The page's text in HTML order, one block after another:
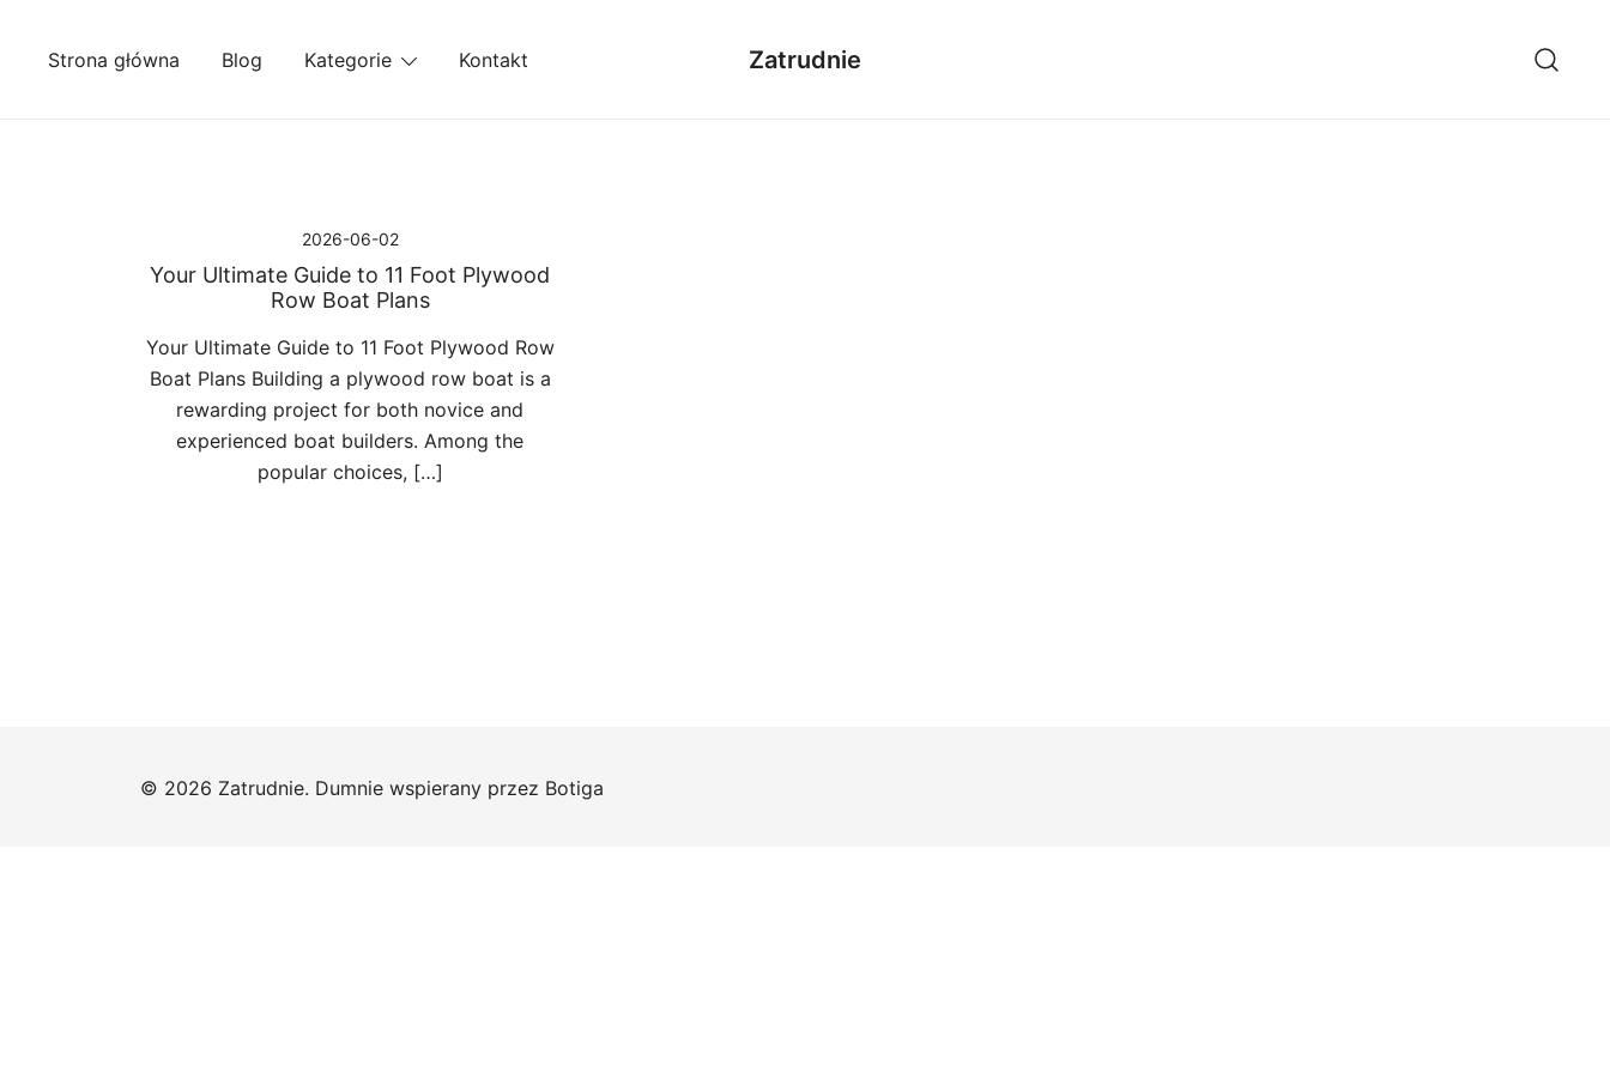
Strona główna Blog Kategorie Kontakt Zatrudnie
2026-06-02
Your Ultimate Guide to 11 Foot Plywood
Row Boat Plans
Your Ultimate Guide to 11 Foot Plywood Row
Boat Plans Building a plywood row boat is a
rewarding project for both novice and
experienced boat builders. Among the
popular choices, […]
© 2026 Zatrudnie. Dumnie wspierany przez Botiga